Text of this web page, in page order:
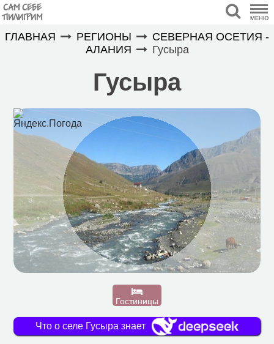
САМ СЕБЕ
ПИЛИГРИМ МЕНЮ
ГЛАВНАЯ РЕГИОНЫ
СЕВЕРНАЯ ОСЕТИЯ -
АЛАНИЯ
Гусыра
Гусыра
Гостиницы
Что о селе Гусыра знает